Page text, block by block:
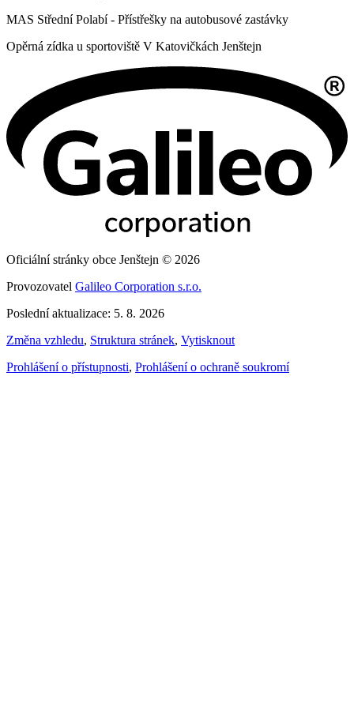
MAS Střední Polabí - Přístřešky na autobusové zastávky
Opěrná zídka u sportoviště V Katovičkách Jenštejn
Oficiální stránky obce Jenštejn © 2026
Provozovatel Galileo Corporation s.r.o.
Poslední aktualizace: 5. 8. 2026
Změna vzhledu, Struktura stránek, Vytisknout
Prohlášení o přístupnosti, Prohlášení o ochraně soukromí